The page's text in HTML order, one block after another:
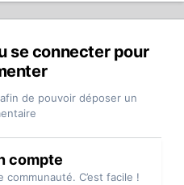
se connecter pour
de pouvoir déposer un
compte
C’est facile !